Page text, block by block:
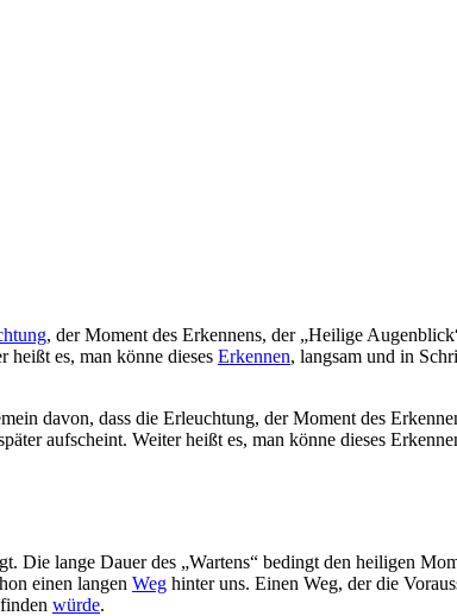
, der Moment des Erkennens, der „Heilige
heißt es, man könne dieses Erkennen, langsam und in
Die lange Dauer des „Wartens“ bedingt den heiligen
einen langen Weg hinter uns. Einen Weg, der die
würde.